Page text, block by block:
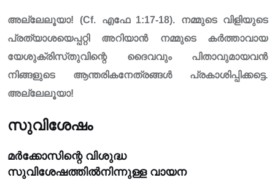
അല്ലേലൂയാ! (Cf. എഫേ 1:17-18). നമ്മുടെ വിളിയുടെ
പ്രത്യാശയെപ്പറ്റി അറിയാൻ നമ്മുടെ കർത്താവായ
യേശുക്രിസ്‌തുവിന്റെ ദൈവവും പിതാവുമായവൻ
നിങ്ങളുടെ ആന്തരികനേത്രങ്ങൾ പ്രകാശിപ്പിക്കട്ടെ.
അല്ലേലൂയാ!
സുവിശേഷം
മർക്കോസിന്റെ വിശുദ്ധ
സുവിശേഷത്തിൽനിന്നുള്ള വായന